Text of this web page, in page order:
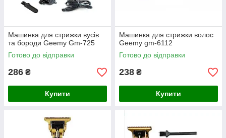
Машинка для стрижки вусів
та бороди Geemy Gm-725
Готово до відправки
286 ₴
Купити
Машинка для стрижки волос
Geemy gm-6112
Готово до відправки
238 ₴
Купити